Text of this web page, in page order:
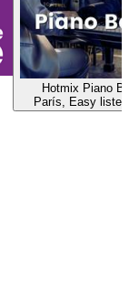
Hotmix Piano
París, Easy